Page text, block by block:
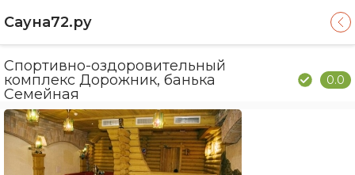
Сауна72.ру
Спортивно-оздоровительный
комплекс Дорожник, банька
Семейная
0.0